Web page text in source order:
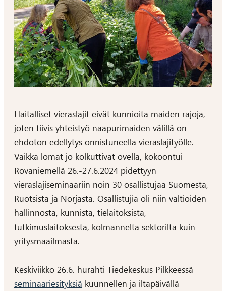
Haitalliset vieraslajit eivät kunnioita maiden rajoja,
joten tiivis yhteistyö naapurimaiden välillä on
ehdoton edellytys onnistuneella vieraslajityölle.
Vaikka lomat jo kolkuttivat ovella, kokoontui
Rovaniemellä 26.-27.6.2024 pidettyyn
vieraslajiseminaariin noin 30 osallistujaa Suomesta,
Ruotsista ja Norjasta. Osallistujia oli niin valtioiden
hallinnosta, kunnista, tielaitoksista,
tutkimuslaitoksesta, kolmannelta sektorilta kuin
yritysmaailmasta.
Keskiviikko 26.6. hurahti Tiedekeskus Pilkkeessä
seminaariesityksiä kuunnellen ja iltapäivällä